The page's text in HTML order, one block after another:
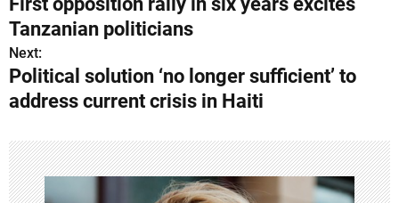
o
s
t
a
v
Tanzanian politicians
Next:
Political solution ‘no longer sufficient’ to
address current crisis in Haiti